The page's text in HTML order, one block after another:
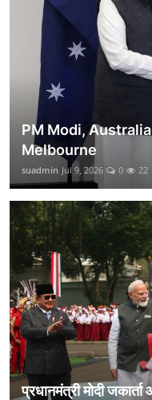
PM Modi,
Melbourne
suadmin Jul 9, 2026 0 22
प्रधानमंत्री मोदी